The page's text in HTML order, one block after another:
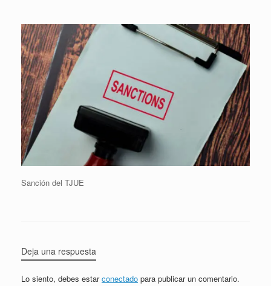
Sanción del TJUE
Deja una respuesta
Lo siento, debes estarconectado para publicar un comentario.